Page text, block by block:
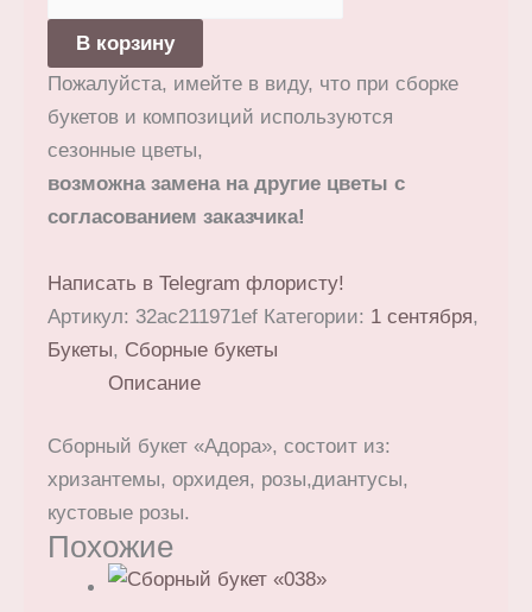
Сборный
букет
«Адора»
В корзину
Пожалуйста, имейте в виду, что при сборке
букетов и композиций используются
сезонные цветы,
возможна замена на другие цветы с
согласованием заказчика!
Написать в Telegram флористу!
Артикул: 32ac211971ef Категории: 1 сентября,
Букеты, Сборные букеты
Описание
Сборный букет «Адора», состоит из:
хризантемы, орхидея, розы,диантусы,
кустовые розы.
Похожие